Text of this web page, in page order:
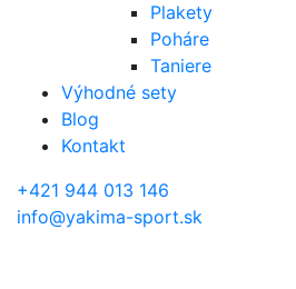
Plakety
Poháre
Taniere
Výhodné sety
Blog
Kontakt
+421 944 013 146
info@yakima-sport.sk